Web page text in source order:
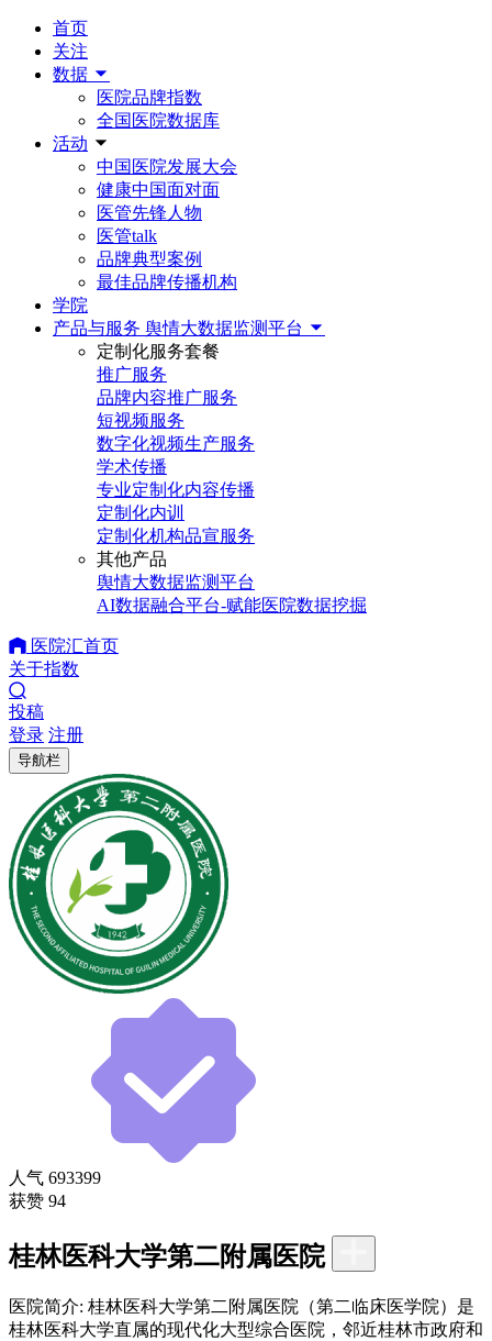
首页
关注
数据
医院品牌指数
全国医院数据库
活动
中国医院发展大会
健康中国面对面
医管先锋人物
医管talk
品牌典型案例
最佳品牌传播机构
学院
产品与服务 舆情大数据监测平台
定制化服务套餐
推广服务
品牌内容推广服务
短视频服务
数字化视频生产服务
学术传播
专业定制化内容传播
定制化内训
定制化机构品宣服务
其他产品
舆情大数据监测平台
AI数据融合平台-赋能医院数据挖掘
医院汇首页
关于指数
投稿
登录 注册
导航栏
人气 693399
获赞 94
桂林医科大学第二附属医院
医院简介: 桂林医科大学第二附属医院（第二临床医学院）是
桂林医科大学直属的现代化大型综合医院，邻近桂林市政府和